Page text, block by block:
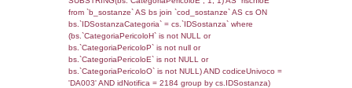
cod_territori_tipologia ON
(f_territori_limitrofi.IDTipologiaTerritorio =
cod_territori_tipologia.IDTipologiaTerritorio)
(f_territori_limitrofi.IDTipoTerritorio =
cod_territori_tipologia.IDTerritorioTP)